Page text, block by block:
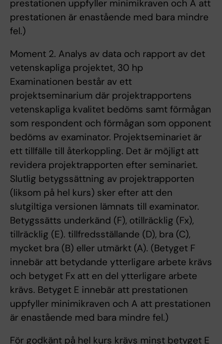
prestationen uppfyller minimikraven och A att
prestationen är enastående med bara mindre
fel.)
Moment 2. Analys av data och rapport av det
vetenskapliga projektet, 30 hp
Examinationen består av ett
projektseminarium där projektrapportens
vetenskapliga kvalitet bedöms samt förmågan
som respondent och förmågan som opponent
bedöms av examinator. Projektseminariet är
ett tillfälle till återkoppling. Det är möjligt att
revidera projektrapporten efter seminariet.
Slutlig betygssättning av projektrapporten
(liksom på hel kurs) sker efter att den
slutgiltiga versionen lämnats till examinator.
Betygssätts underkänd (F), otillräcklig (Fx),
tillräcklig (E). tillfredsställande (D), bra (C),
mycket bra (B) eller utmärkt (A). (Betyget F
innebär att betydande ytterligare arbete krävs
och betyget Fx att en del ytterligare arbete
krävs. Betyget E innebär att prestationen
uppfyller minimikraven och A att prestationen
är enastående med bara mindre fel.)
För godkänt på hel kurs krävs minst betyget E